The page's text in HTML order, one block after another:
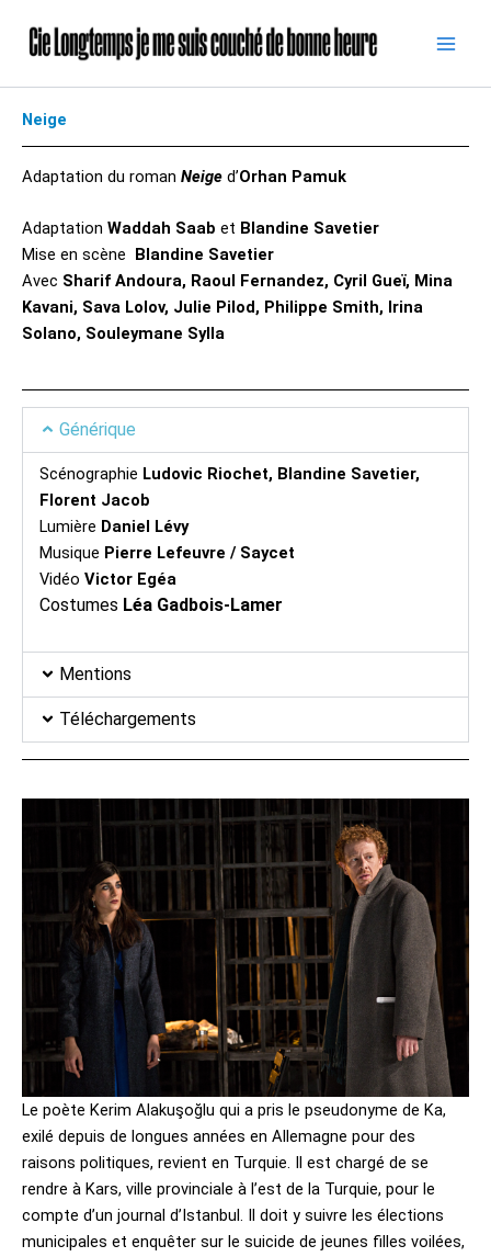
Neige
Adaptation du roman Neige d’Orhan Pamuk
Adaptation Waddah Saab et Blandine Savetier
Mise en scène Blandine Savetier
Avec Sharif Andoura, Raoul Fernandez, Cyril Gueï, Mina
Kavani, Sava Lolov, Julie Pilod, Philippe Smith, Irina
Solano, Souleymane Sylla
Générique
Scénographie Ludovic Riochet, Blandine Savetier,
Florent Jacob
Lumière Daniel Lévy
Musique Pierre Lefeuvre / Saycet
Vidéo Victor Egéa
Costumes Léa Gadbois-Lamer
Mentions
Téléchargements
Le poète Kerim Alakuşoğlu qui a pris le pseudonyme de Ka,
exilé depuis de longues années en Allemagne pour des
raisons politiques, revient en Turquie. Il est chargé de se
rendre à Kars, ville provinciale à l’est de la Turquie, pour le
compte d’un journal d’Istanbul. Il doit y suivre les élections
municipales et enquêter sur le suicide de jeunes filles voilées,